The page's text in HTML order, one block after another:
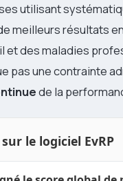
utilisant
meilleurs résultats
et des maladies
pas une contrainte
de la
le logiciel EvRP